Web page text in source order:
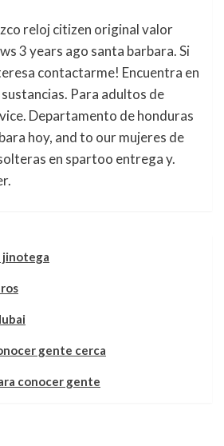
reloj citizen original valor
3 years ago santa barbara. Si
contactarme! Encuentra en
Para adultos de
Departamento de honduras
hoy, and to our mujeres de
en spartoo entrega y.
jinotega
gente cerca
conocer gente